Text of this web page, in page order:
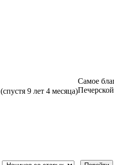
(спустя 9 лет 4 месяца)
Самое